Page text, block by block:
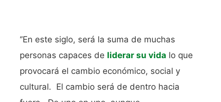
‘’En este siglo, será la suma de muchas
personas capaces de liderar su vida lo que
provocará el cambio económico, social y
cultural. El cambio será de dentro hacia